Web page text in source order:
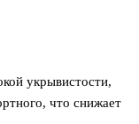
укрывистости,
что снижает